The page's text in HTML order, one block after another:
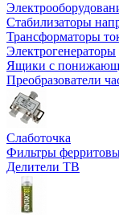
Стабилизаторы
Трансформаторы
Электрогенераторы
Ящики с
Преобразователи
Слаботочка
Фильтры
Делители ТВ